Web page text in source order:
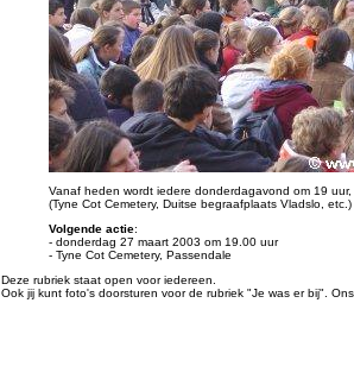
Vanaf heden wordt iedere donderdagavond om 19
(Tyne Cot Cemetery, Duitse begraafplaats Vladslo,
Volgende actie:
- donderdag 27 maart 2003 om 19.00 uur
- Tyne Cot Cemetery, Passendale
Deze rubriek staat open voor iedereen.
Ook jij kunt foto's doorsturen voor de rubriek "Je was er bij".